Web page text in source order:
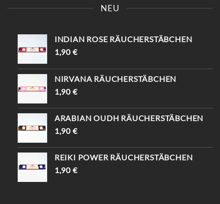
NEU
INDIAN ROSE RÄUCHERSTÄBCHEN
1,90 €
NIRVANA RÄUCHERSTÄBCHEN
1,90 €
ARABIAN OUDH RÄUCHERSTÄBCHEN
1,90 €
REIKI POWER RÄUCHERSTÄBCHEN
1,90 €